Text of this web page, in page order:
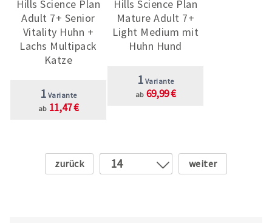
Hills Science Plan
Adult 7+ Senior
Vitality Huhn +
Lachs Multipack
Katze
1 Variante
ab 11,47 €
Hills Science Plan
Mature Adult 7+
Light Medium mit
Huhn Hund
1 Variante
ab 69,99 €
Zurück
14 Weiter